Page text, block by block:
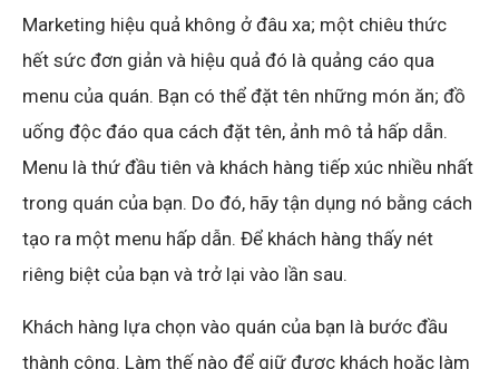
Marketing hiệu quả không ở đâu xa; một chiêu thức
hết sức đơn giản và hiệu quả đó là quảng cáo qua
menu của quán. Bạn có thể đặt tên những món ăn; đồ
uống độc đáo qua cách đặt tên, ảnh mô tả hấp dẫn.
Menu là thứ đầu tiên và khách hàng tiếp xúc nhiều nhất
trong quán của bạn. Do đó, hãy tận dụng nó bằng cách
tạo ra một menu hấp dẫn. Để khách hàng thấy nét
riêng biệt của bạn và trở lại vào lần sau.
Khách hàng lựa chọn vào quán của bạn là bước đầu
thành công. Làm thế nào để giữ được khách hoặc làm